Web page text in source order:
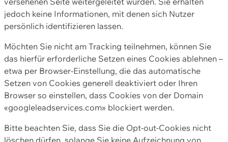
jedoch keine Informationen, mit denen sich Nutzer
persönlich identifizieren lassen.
Möchten Sie nicht am Tracking teilnehmen, können Sie
das hierfür erforderliche Setzen eines Cookies ablehnen –
etwa per Browser-Einstellung, die das automatische
Setzen von Cookies generell deaktiviert oder Ihren
Browser so einstellen, dass Cookies von der Domain
«googleleadservices.com» blockiert werden.
Bitte beachten Sie, dass Sie die Opt-out-Cookies nicht